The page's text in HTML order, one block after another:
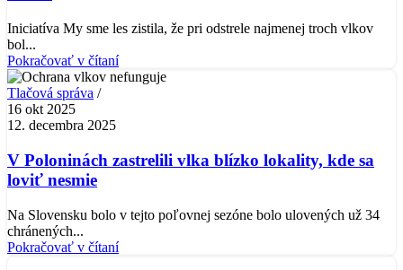
Iniciatíva My sme les zistila, že pri odstrele najmenej troch vlkov
bol...
Pokračovať v čítaní
Tlačová správa
16 okt 2025
12. decembra 2025
V Poloninách zastrelili vlka blízko lokality, kde sa
loviť nesmie
Na Slovensku bolo v tejto poľovnej sezóne bolo ulovených už 34
chránených...
Pokračovať v čítaní